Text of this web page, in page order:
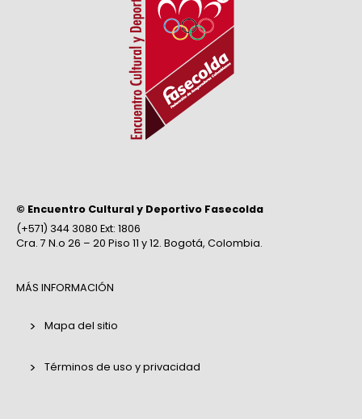
© Encuentro Cultural y Deportivo Fasecolda
(+571) 344 3080 Ext: 1806
Cra. 7 N.o 26 – 20 Piso 11 y 12. Bogotá, Colombia.
MÁS INFORMACIÓN
Mapa del sitio
Términos de uso y privacidad